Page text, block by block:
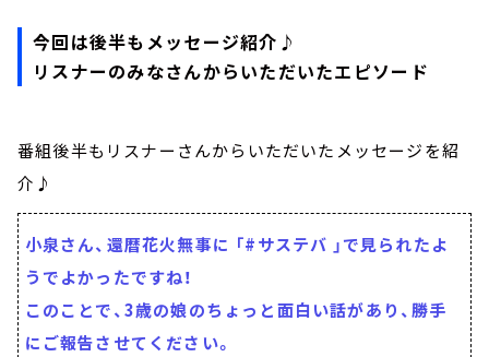
今回は後半もメッセージ紹介♪
リスナーのみなさんからいただいたエピソード
番組後半もリスナーさんからいただいたメッセージを紹
介♪
小泉さん、還暦花火無事に 「#サステバ 」で見られたよ
うでよかったですね！
このことで、3歳の娘のちょっと面白い話があり、勝手
にご報告させてください。